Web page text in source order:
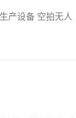
产设备 空拍无人